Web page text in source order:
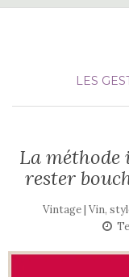
LES
La
rester
Vintage | Vin,